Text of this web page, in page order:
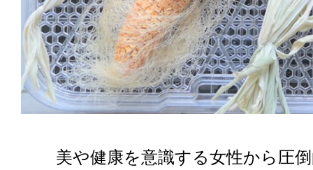
美や健康を意識する女性から圧